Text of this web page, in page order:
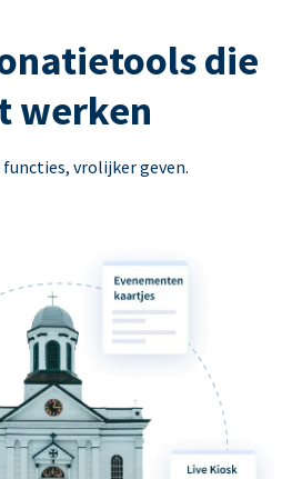
die
werken
functies, vrolijker geven.